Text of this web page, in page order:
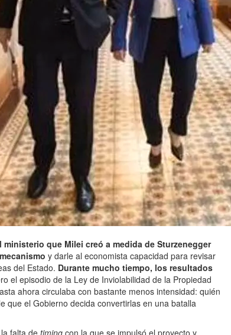
ministerio que Milei creó a medida de Sturzenegger
y darle al economista capacidad para revisar
del Estado. Durante mucho tiempo, los resultados
el episodio de la Ley de Inviolabilidad de la Propiedad
ahora circulaba con bastante menos intensidad: quién
que el Gobierno decida convertirlas en una batalla
falta de timing con la que se impulsó el proyecto y